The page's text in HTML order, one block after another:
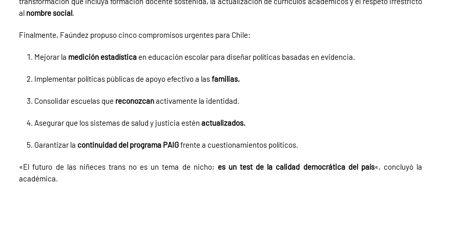
al nombre social.
Finalmente, Faúndez propuso cinco compromisos urgentes para Chile:
Mejorar la medición estadística en educación escolar para diseñar políticas basadas en evidencia.
Implementar políticas públicas de apoyo efectivo a lasfamilias.
Consolidar escuelas que reconozcanactivamente la identidad.
Asegurar que los sistemas de salud y justicia esténactualizados.
Garantizar la continuidad del programa PAIGfrente a cuestionamientos políticos.
«El futuro de las niñeces trans no es un tema de nicho; es un test de la calidad democrática del país«, concluyó la
académica.